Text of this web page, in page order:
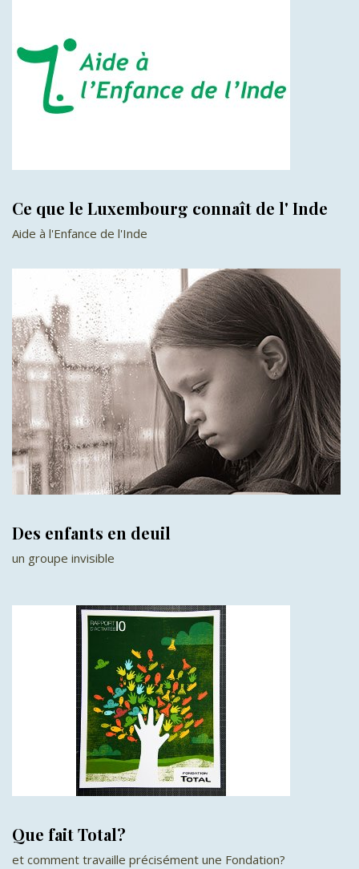
Ce que le Luxembourg connaît de l' Inde
Aide à l'Enfance de l'Inde
Des enfants en deuil
un groupe invisible
Que fait Total?
et comment travaille précisément une Fondation?